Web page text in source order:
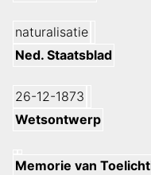
naturalisatie
Ned. Staatsblad
26-12-1873
Wetsontwerp
Memorie van